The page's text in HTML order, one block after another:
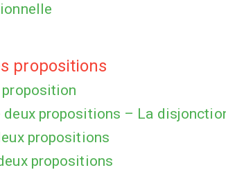
propositions
proposition
propositions – La
propositions
propositions